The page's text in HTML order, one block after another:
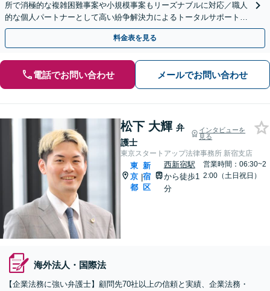
所で消極的な複雑困難事案や小規模事案もリーズナブルに対応／職人
的な個人パートナーとして高い紛争解決力によるトータルサポート
【顧問契約OK】【オンライン面談対応】新宿三丁目駅3分
料金表を見る
電話でお問い合わせ メールでお問い合わせ
松下 大輝 弁
護士
インタビューを
見る
東京スタートアップ法律事務所 新宿支店
東
京
都
|
新
宿
区
西新宿駅
から徒歩1
分
営業時間：06:30~2
2:00（土日祝日）
海外法人・国際法
【企業法務に強い弁護士】顧問先70社以上の信頼と実績、企業法務・